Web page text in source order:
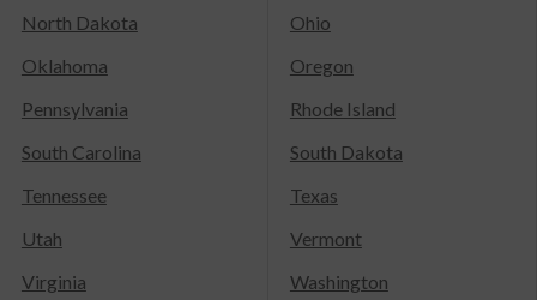
North Dakota
Ohio
Oklahoma
Oregon
Pennsylvania
Rhode Island
South Carolina
South Dakota
Tennessee
Texas
Utah
Vermont
Virginia
Washington